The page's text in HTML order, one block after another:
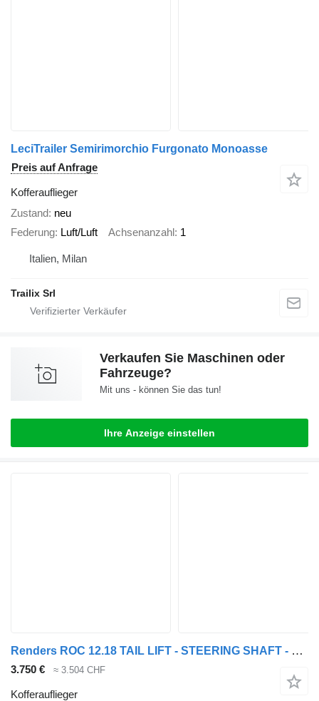
LeciTrailer Semirimorchio Furgonato Monoasse
Preis auf Anfrage
Kofferauflieger
Zustand neu
Federung Luft/Luft Achsenanzahl 1
Italien, Milan
Trailix Srl
Verkaufen Sie Maschinen oder
Fahrzeuge?
Mit uns - können Sie das tun!
Ihre Anzeige einstellen
Renders ROC 12.18 TAIL LIFT - STEERING SHAFT - MOT 11/26
3.750 € ≈ 3.504 CHF
Kofferauflieger